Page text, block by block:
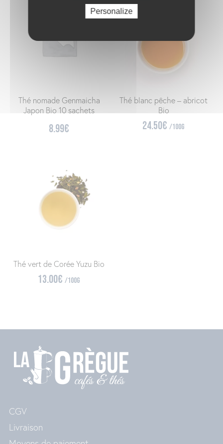
Thé nomade Genmaicha
Japon Bio 10 sachets
8.99€
Thé blanc pêche – abricot
Bio
24.50€/100g
Thé vert de Corée Yuzu Bio
13.00€/100g
CGV
Livraison
Personalize